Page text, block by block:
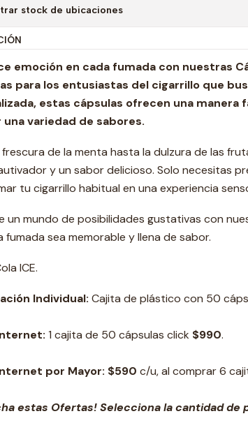
stock de ubicaciones
emoción en cada fumada con nuestras
para los entusiastas del cigarrillo que
estas cápsulas ofrecen una manera
una variedad de sabores.
de la menta hasta la dulzura de las
y un sabor delicioso. Solo necesitas
tu cigarrillo habitual en una experiencia
un mundo de posibilidades gustativas con
fumada sea memorable y llena de sabor.
ICE.
Individual: Cajita de plástico con 50
1 cajita de 50 cápsulas click $990.
por Mayor: $590 c/u, al comprar 6
estas Ofertas! Selecciona la cantidad de